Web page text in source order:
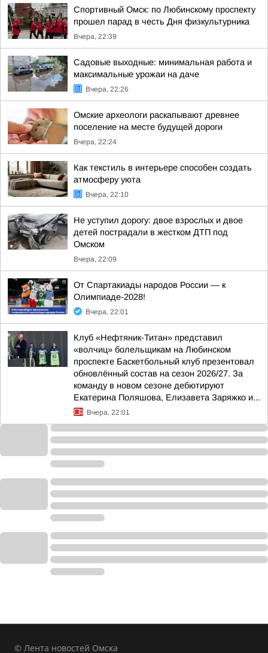
Спортивный Омск: по Любинскому проспекту
прошел парад в честь Дня физкультурника
Вчера, 22:39
Садовые выходные: минимальная работа и
максимальные урожаи на даче
Вчера, 22:26
Омские археологи раскапывают древнее
поселение на месте будущей дороги
Вчера, 22:24
Как текстиль в интерьере способен создать
атмосферу уюта
Вчера, 22:10
Не уступил дорогу: двое взрослых и двое
детей пострадали в жестком ДТП под
Омском
Вчера, 22:09
От Спартакиады народов России — к
Олимпиаде-2028!
Вчера, 22:01
Клуб «Нефтяник-Титан» представил
«волчиц» болельщикам на Любинском
проспекте Баскетбольный клуб презентовал
обновлённый состав на сезон 2026/27. За
команду в новом сезоне дебютируют
Екатерина Поляшова, Елизавета Заряжко и...
Вчера, 22:01
© Лента новостей Омска